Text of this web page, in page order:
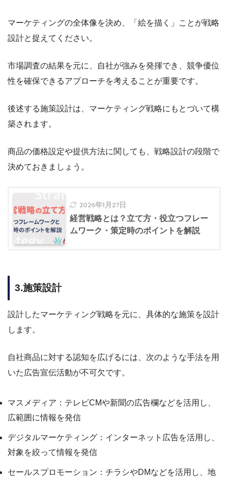
マーケティングの全体像を決め、「絵を描く」ことが戦略
設計と捉えてください。
市場調査の結果を元に、自社が強みを発揮でき、競争優位
性を確保できるアプローチを考えることが重要です。
後述する施策設計は、マーケティング戦略にもとづいて構
築されます。
商品の価格設定や提供方法に関しても、戦略設計の段階で
決めておきましょう。
2026年1月27日
経営戦略とは？立て方・役立つフレー
ムワーク・策定時のポイントを解説
3.施策設計
設計したマーケティング戦略を元に、具体的な施策を設計
します。
自社商品に対する認知を広げるには、次のような手法を用
いた広告宣伝活動が不可欠です。
マスメディア：テレビCMや新聞の広告欄などを活用し、
広範囲に情報を発信
デジタルマーケティング：インターネット広告を活用し、
対象を絞って情報を発信
セールスプロモーション：チラシやDMなどを活用し、地